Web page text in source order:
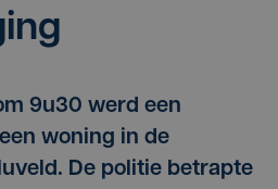
9u30 werd een
woning in de
De politie betrapte